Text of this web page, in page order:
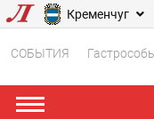
Кременчуг
СОБЫТИЯ